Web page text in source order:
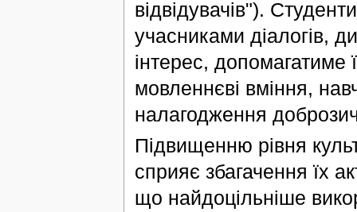
відвідувачів").
учасниками діалогів,
інтерес,
мовленнєві вміння,
налагодження
Підвищенню рівня
сприяє збагачення їх
що найдоцільніше